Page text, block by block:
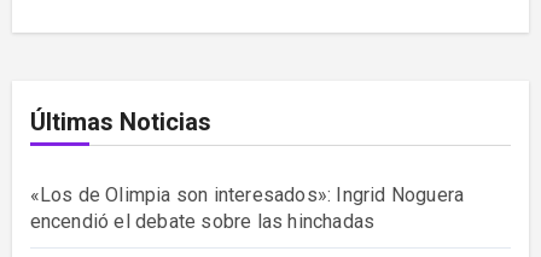
Últimas Noticias
«Los de Olimpia son interesados»: Ingrid Noguera
encendió el debate sobre las hinchadas